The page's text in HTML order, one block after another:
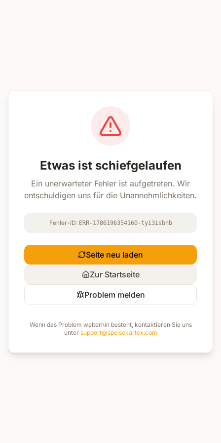
Etwas ist schiefgelaufen
Ein unerwarteter Fehler ist aufgetreten. Wir
entschuldigen uns für die Unannehmlichkeiten.
Fehler-ID: ERR-1786196354160-tyi3isbnb
Seite neu laden
Zur Startseite
Problem melden
Wenn das Problem weiterhin besteht, kontaktieren Sie uns
unter support@speisekartex.com